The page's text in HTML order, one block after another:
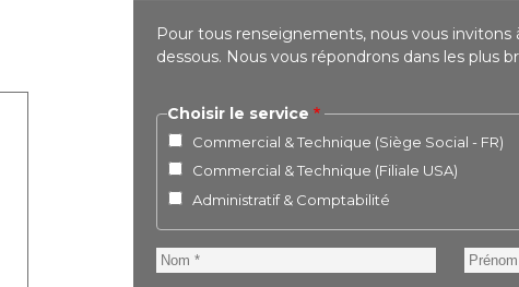
Pour tous renseignements, nous vous invitons
dessous. Nous vous répondrons dans les plus
Choisir le service
Commercial & Technique (Siège Social - FR)
Commercial & Technique (Filiale USA)
Administratif & Comptabilité
Nom